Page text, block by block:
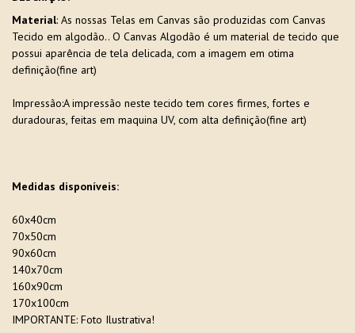
Material: As nossas Telas em Canvas são produzidas com Canvas
Tecido em algodão.. O Canvas Algodão é um material de tecido que
possui aparência de tela delicada, com a imagem em otima
definição(fine art)
Impressão:A impressão neste tecido tem cores firmes, fortes e
duradouras, feitas em maquina UV, com alta definição(fine art)
Medidas disponíveis:
60x40cm
70x50cm
90x60cm
140x70cm
160x90cm
170x100cm
IMPORTANTE: Foto Ilustrativa!